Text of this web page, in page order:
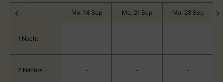
Mo. 14 Sep Mo. 21 Sep Mo. 28 Sep
1 Nacht - - -
2 Nächte - - -